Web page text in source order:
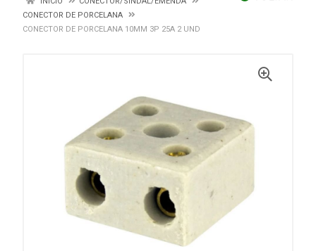
CONECTOR DE PORCELANA
CONECTOR DE PORCELANA 10MM 3P 25A 2 UND